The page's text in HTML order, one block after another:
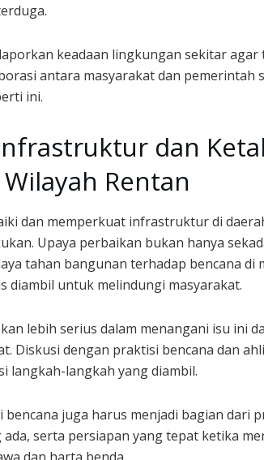
keadaan lingkungan sekitar agar
antara masyarakat dan pemerintah
ini.
dan
Rentan
dan memperkuat infrastruktur di
Upaya perbaikan bukan hanya
tahan bangunan terhadap bencana di
diambil untuk melindungi masyarakat.
lebih serius dalam menangani isu ini
Diskusi dengan praktisi bencana dan
langkah-langkah yang diambil.
juga harus menjadi bagian dari
serta persiapan yang tepat ketika